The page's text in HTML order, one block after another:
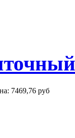
7469,76 руб